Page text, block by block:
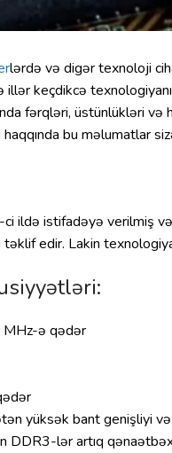
lərdə və digər texnoloji
keçdikcə
fərqləri, üstünlükləri
bu məlumatlar
ildə istifadəyə verilmiş
edir. Lakin
ə qədər
yüksək bant genişliyi
DDR3-lər artıq